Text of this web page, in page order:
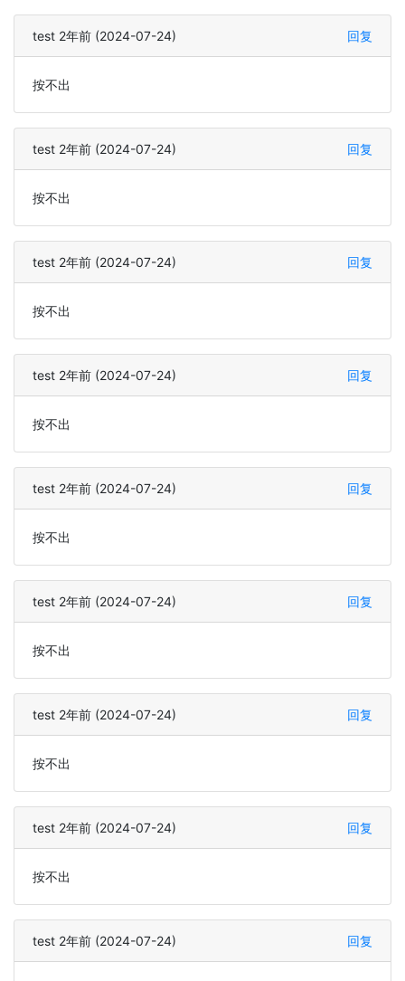
test 2年前 (2024-07-24) 回复
按不出
test 2年前 (2024-07-24) 回复
按不出
test 2年前 (2024-07-24) 回复
按不出
test 2年前 (2024-07-24) 回复
按不出
test 2年前 (2024-07-24) 回复
按不出
test 2年前 (2024-07-24) 回复
按不出
test 2年前 (2024-07-24) 回复
按不出
test 2年前 (2024-07-24) 回复
按不出
test 2年前 (2024-07-24) 回复